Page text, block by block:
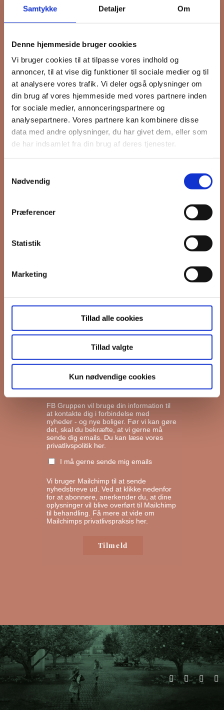
Samtykke Detaljer Om
Denne hjemmeside bruger cookies
Vi bruger cookies til at tilpasse vores indhold og
annoncer, til at vise dig funktioner til sociale medier og til
at analysere vores trafik. Vi deler også oplysninger om
din brug af vores hjemmeside med vores partnere inden
for sociale medier, annonceringspartnere og
analysepartnere. Vores partnere kan kombinere disse
data med andre oplysninger, du har givet dem, eller som
de har indsamlet fra din brug af deres tjenester.
Nødvendig
Præferencer
Statistik
Marketing
Tillad alle cookies
Tillad valgte
Kun nødvendige cookies
Tilmeld dig FB
nyhedsbrev
Hold dig opdateret på hvad der sker
på Grønttorvet. I vores nyhedsbrev
sender vi blandt andet invitation til
VIP Åbent Hus, når vi sætter nye
boliger til salg og udlejning, så du
Interesseret i
Ejerboliger
Lejeboliger
Andelsboliger
Markedsføringstilladelse
FB Gruppen vil bruge din information til
at kontakte dig i forbindelse med
nyheder - og nye boliger. Før vi kan gøre
det, skal du bekræfte, at vi gerne må
sende dig emails. Du kan læse vores
privatlivspolitik her.
I må gerne sende mig emails
Vi bruger Mailchimp til at sende
nyhedsbreve ud. Ved at klikke nedenfor
for at abonnere, anerkender du, at dine
oplysninger vil blive overført til Mailchimp
til behandling. Få mere at vide om
Mailchimps privatlivspraksis her.